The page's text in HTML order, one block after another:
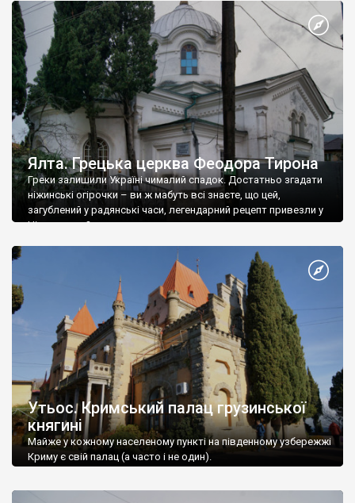
Ялта. Грецька церква Феодора Тирона
Греки залишили Україні чималий спадок. Достатньо згадати
ніжинські огірочки – ви ж мабуть всі знаєте, що цей,
загублений у радянські часи, легендарний рецепт привезли у
Ніжин греки?
Утьос. Кримський палац грузинської
княгині
Майже у кожному населеному пункті на південному узбережжі
Криму є свій палац (а часто і не один).